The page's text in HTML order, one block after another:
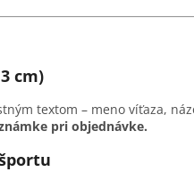
cm)
textom – meno víťaza,
pri objednávke.